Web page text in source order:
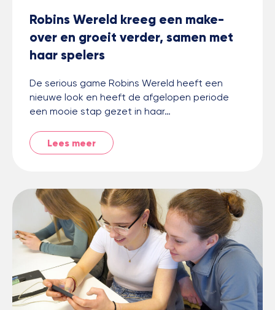
Robins Wereld kreeg een make-
over en groeit verder, samen met
haar spelers
De serious game Robins Wereld heeft een
nieuwe look en heeft de afgelopen periode
een mooie stap gezet in haar…
Lees meer